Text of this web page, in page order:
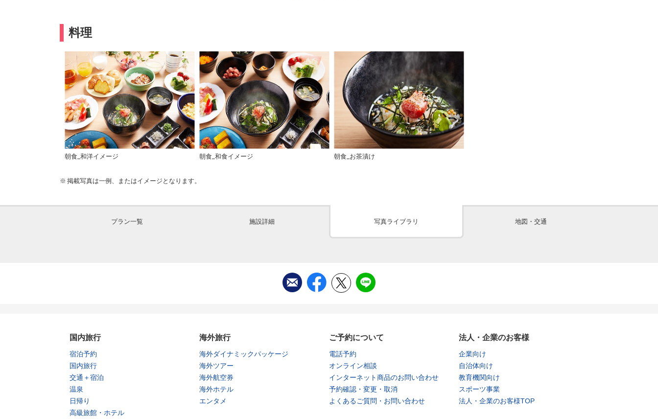
料理
朝食_和洋イメージ 朝食_和食イメージ 朝食_お茶漬け
掲載写真は一例、またはイメージとなります。
プラン一覧 施設詳細 写真ライブラリ 地図・交通
国内旅行
宿泊予約
国内旅行
交通＋宿泊
温泉
日帰り
高級旅館・ホテル
海外旅行
海外ダイナミックパッケージ
海外ツアー
海外航空券
海外ホテル
エンタメ
ご予約について
電話予約
オンライン相談
インターネット商品のお問い合わせ
予約確認・変更・取消
よくあるご質問・お問い合わせ
法人・企業のお客様
企業向け
自治体向け
教育機関向け
スポーツ事業
法人・企業のお客様TOP